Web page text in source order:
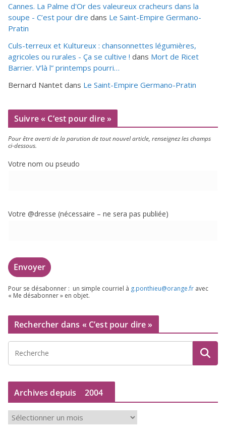
Cannes. La Palme d'Or des valeureux cracheurs dans la
soupe - C’est pour dire dans Le Saint-Empire Germano-
Pratin
Culs-terreux et Kultureux : chansonnettes légumières,
agricoles ou rurales - Ça se cultive ! dans Mort de Ricet
Barrier. V’là l” printemps pourri…
Bernard Nantet dans Le Saint-Empire Germano-Pratin
Suivre « C’est pour dire »
Pour être aver­ti de la paru­tion de tout nou­vel article, ren­sei­gnez les champs
ci-dessous.
Votre nom ou pseudo
Votre @dresse (néces­saire – ne sera pas publiée)
Pour se désa­bon­ner : un simple cour­riel à g.​ponthieu@​orange.​fr avec
« Me désa­bon­ner » en objet.
Rechercher dans « C’est pour dire »
Archives depuis 2004
r